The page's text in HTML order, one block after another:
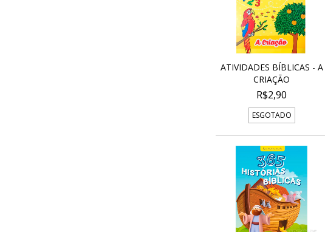
ATIVIDADES BÍBLICAS - A
CRIAÇÃO
R$2,90
ESGOTADO